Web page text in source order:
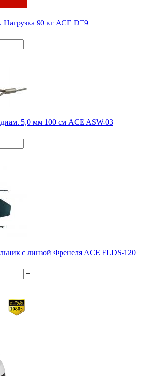
Нагрузка 90 кг ACE DT9
+
5,0 мм 100 см ACE ASW-03
+
с линзой Френеля ACE FLDS-120
+